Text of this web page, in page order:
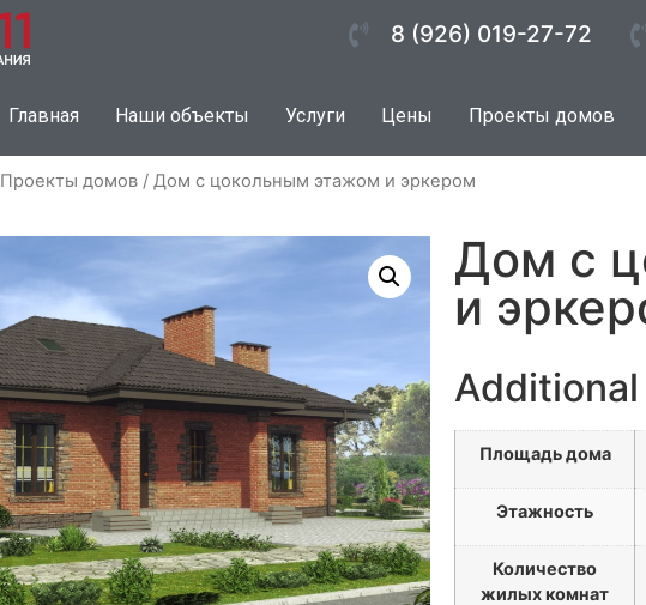
8 (926) 019-27-72
Главная Наши объекты Услуги Цены Проекты домов
Проекты домов / Дом с цокольным этажом и эркером
Дом с
и
Площадь дома
Этажность
Количество
жилых комнат